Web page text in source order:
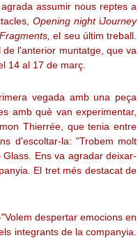
assumir nous reptes a
Opening nightiJourney
Fragments,el seu últim treball.
l'anterior muntatge, que va
14 al 17 de març.
vegada amb una peça
amb què van experimentar,
Thierrée, que tenia entre
d'escoltar-la: "Trobem molt
Ens va agradar deixar-
El tret més destacat de
despertar emocions en
integrants de la companyia.